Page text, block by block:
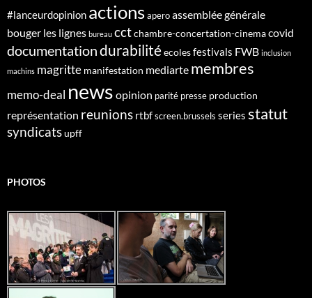
#lanceurdopinion actions apero assemblée générale
bouger les lignes bureau cctchambre-concertation-cinemacovid
documentationdurabilitéecolesfestivals FWB inclusion
machins magritte manifestation mediarte membres
memo-deal news opinion parité presse production
représentation reunions rtbf screen.brussels series statut
syndicatsupff
PHOTOS